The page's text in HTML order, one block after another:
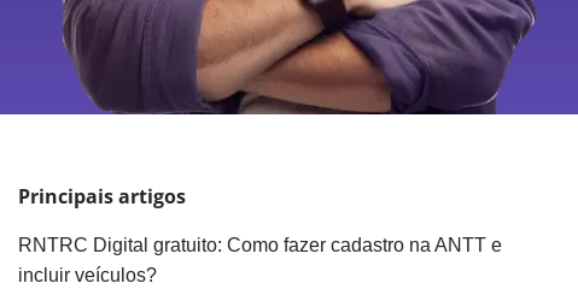
Principais artigos
RNTRC Digital gratuito: Como fazer cadastro na ANTT e
incluir veículos?